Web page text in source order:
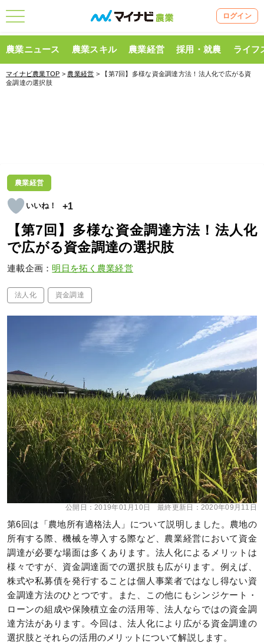
ログイン
農業ニュース 農業スキル 農業経営 採用・就農 ライフ
マイナビ農業TOP > 農業経営 > 【第7回】多様な資金調達方法！法人化で広がる資
金調達の選択肢
農業経営
+1
【第7回】多様な資金調達方法！法人化
で広がる資金調達の選択肢
連載企画： 明日を拓く農業経営
法人化 資金調達
公開日：2019年01月10日 最終更新日： 2020年09月11日
第6回は「農地所有適格法人」について説明しました。農地の
所有する際、機械を導入する際など、農業経営において資金
調達が必要な場面は多くあります。法人化によるメリットは
様々ですが、資金調達面での選択肢も広がります。例えば、
株式や私募債を発行することは個人事業者ではなし得ない資
金調達方法のひとつです。また、この他にもシンジケート・
ローンの組成や保険積立金の活用等、法人ならではの資金調
達方法があります。今回は、法人化により広がる資金調達の
選択肢とそれらの活用のメリットについて解説します。